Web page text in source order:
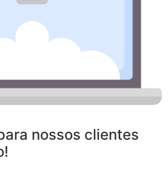
nossos clientes